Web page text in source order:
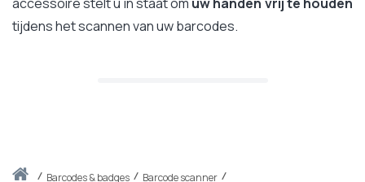
Thuisbarcodes & badges
Barcode scanner
tijdens het scannen van uw barcodes.